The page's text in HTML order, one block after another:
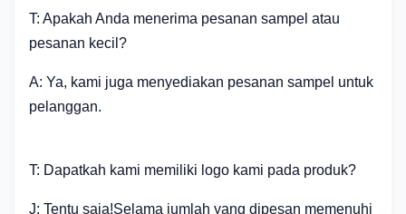
T: Apakah Anda menerima pesanan sampel atau
pesanan kecil?
A: Ya, kami juga menyediakan pesanan sampel untuk
pelanggan.
T: Dapatkah kami memiliki logo kami pada produk?
J: Tentu saja!Selama jumlah yang dipesan memenuhi